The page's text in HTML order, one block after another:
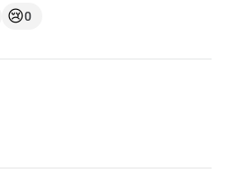
😢0